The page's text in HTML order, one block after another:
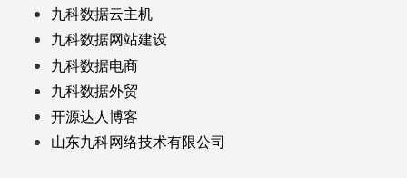
九科数据云主机
九科数据网站建设
九科数据电商
九科数据外贸
开源达人博客
山东九科网络技术有限公司